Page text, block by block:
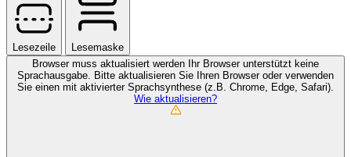
Lesezeile
Lesemaske
Browser muss aktualisiert werden
Ihr Browser unterstützt keine
Sprachausgabe. Bitte aktualisieren Sie Ihren Browser oder verwenden
Sie einen mit aktivierter Sprachsynthese (z.B. Chrome, Edge, Safari).
Wie aktualisieren?